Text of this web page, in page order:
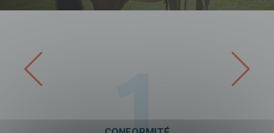
1
Télécharger votre fichier